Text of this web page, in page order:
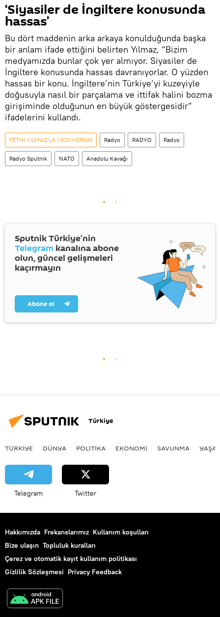
‘Siyasiler de İngiltere konusunda
hassas’
Bu dört maddenin arka arkaya konulduğunda başka
bir anlam ifade ettiğini belirten Yılmaz, “Bizim
medyamızda bunlar çok yer almıyor. Siyasiler de
İngiltere konusunda hassas davranıyorlar. O yüzden
hassas bir konu. İngiltere’nin Türkiye’yi kuzeyiyle
doğusuyla nasıl bir parçalama ve ittifak halini bozma
girişiminde olduğunun en büyük göstergesidir”
ifadelerini kullandı.
FETHİ YILMAZ’LA YAZI-YORUM Radyo RADYO Radyo
Radyo Sputnik NATO Anadolu Kavağı
Sputnik Türkiye’nin
Telegram kanalına abone
olun, güncel gelişmeleri
kaçırmayın
Abone ol
Türkiye
TÜRKIYE DÜNYA POLİTİKA EKONOMİ SAVUNMA
Telegram Twitter
Hakkımızda Frekanslarımız Kullanım koşulları
Bize ulaşın Topluluk kuralları
Çerez ve otomatik kayıt kullanım politikası
Gizlilik Sözleşmesi Privacy Feedback